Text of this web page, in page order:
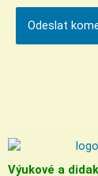
Výukové a